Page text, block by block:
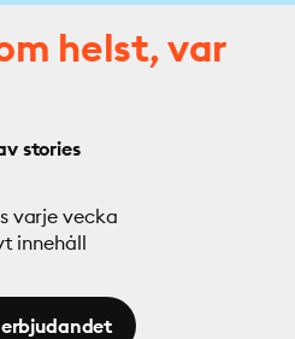
helst, var
stories
varje vecka
innehåll